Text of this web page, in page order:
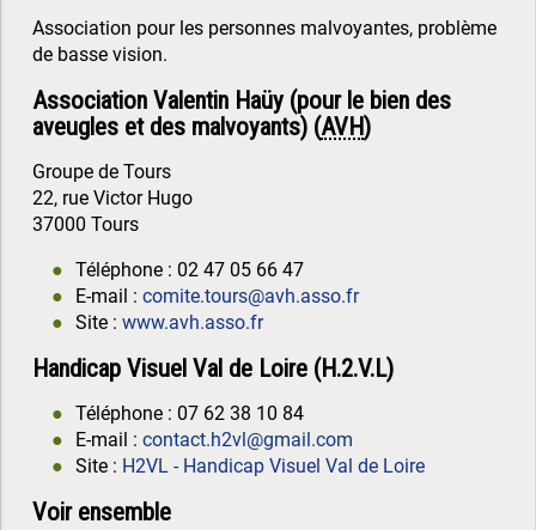
Association pour les personnes malvoyantes, problème
de basse vision.
Association Valentin Haüy (pour le bien des
aveugles et des malvoyants) (AVH)
Groupe de Tours
22, rue Victor Hugo
37000 Tours
Téléphone : 02 47 05 66 47
E-mail : comite.tours@avh.asso.fr
Site : www.avh.asso.fr
Handicap Visuel Val de Loire (H.2.V.L)
Téléphone : 07 62 38 10 84
E-mail : contact.h2vl@gmail.com
Site : H2VL - Handicap Visuel Val de Loire
Voir ensemble